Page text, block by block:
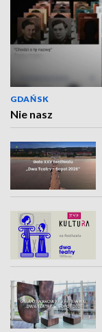
GDAŃSK
Nie nasz